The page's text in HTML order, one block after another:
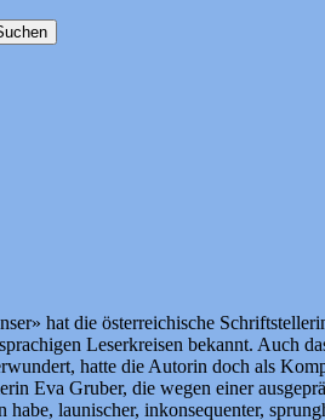
hat die österreichische
Leserkreisen bekannt. Auch
hatte die Autorin doch als
Eva Gruber, die wegen einer
habe, launischer, inkonsequenter,